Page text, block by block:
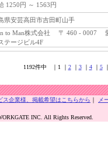
1250円 ～ 1563円
県安芸高田市吉田町山手
to Man株式会社 〒 460 - 0007
テージビル4F
1192件中 ｜1 ｜ 2｜ 3｜ 4｜ 5
ス企業様、掲載希望はこちらから ｜
メ
INC. All Rights Reserved.